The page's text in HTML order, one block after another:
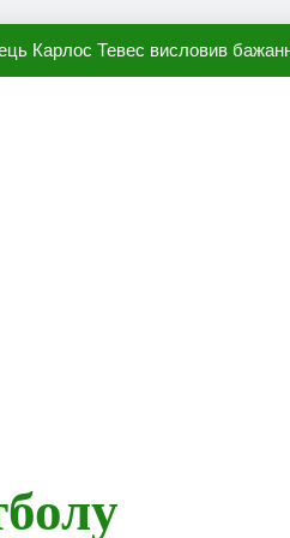
Карлос Тевес висловив